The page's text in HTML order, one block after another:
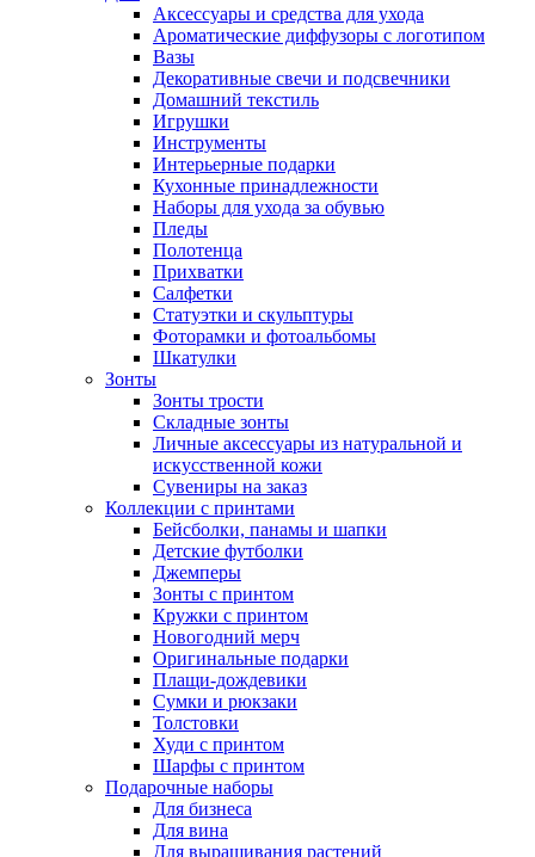
Аксессуары и средства для ухода
Ароматические диффузоры с логотипом
Вазы
Декоративные свечи и подсвечники
Домашний текстиль
Игрушки
Инструменты
Интерьерные подарки
Кухонные принадлежности
Наборы для ухода за обувью
Пледы
Полотенца
Прихватки
Салфетки
Статуэтки и скульптуры
Фоторамки и фотоальбомы
Шкатулки
Зонты
Зонты трости
Складные зонты
Личные аксессуары из натуральной и
искусственной кожи
Сувениры на заказ
Коллекции с принтами
Бейсболки, панамы и шапки
Детские футболки
Джемперы
Зонты с принтом
Кружки с принтом
Новогодний мерч
Оригинальные подарки
Плащи-дождевики
Сумки и рюкзаки
Толстовки
Худи с принтом
Шарфы с принтом
Подарочные наборы
Для бизнеса
Для вина
Для выращивания растений